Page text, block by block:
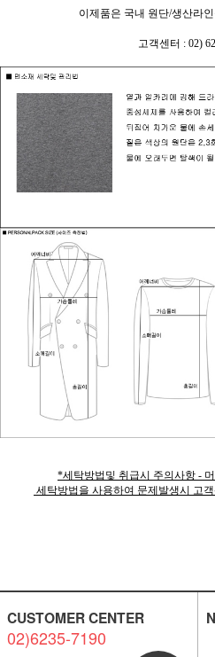
이제품은 국내 원단/생산라
고객센터 : 02)
*세탁방법및 취급시 주의사항 -
세탁방법을 사용하여 문제발생시 고
CUSTOMER CENTER
02)6235-7190